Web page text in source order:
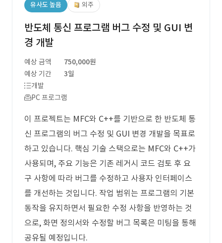
유사도 높음 외주
반도체 통신 프로그램 버그 수정 및 GUI 변
경 개발
예상 금액
750,000원
예상 기간
3일
개발
PC 프로그램
이 프로젝트는 MFC와 C++를 기반으로 한 반도체 통
신 프로그램의 버그 수정 및 GUI 변경 개발을 목표로
하고 있습니다. 핵심 기술 스택으로는 MFC와 C++가
사용되며, 주요 기능은 기존 레거시 코드 검토 후 요
구 사항에 따라 버그를 수정하고 사용자 인터페이스
를 개선하는 것입니다. 작업 범위는 프로그램의 기본
동작을 유지하면서 필요한 수정 사항을 반영하는 것
으로, 화면 정의서와 수정할 버그 목록은 미팅을 통해
공유될 예정입니다.